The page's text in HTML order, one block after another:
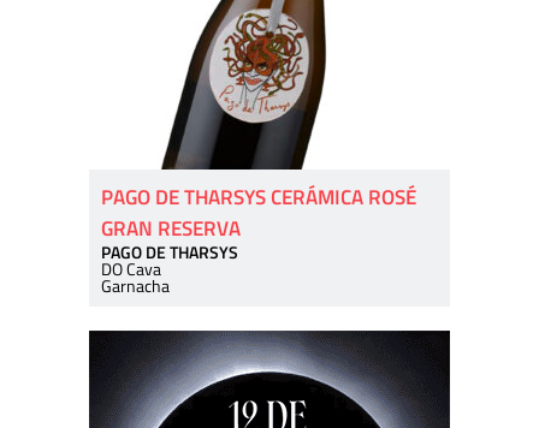
PAGO DE THARSYS CERÁMICA ROSÉ
GRAN RESERVA
PAGO DE THARSYS
DO Cava
Garnacha